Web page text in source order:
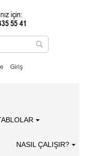
Giriş
NASIL ÇALIŞIR?